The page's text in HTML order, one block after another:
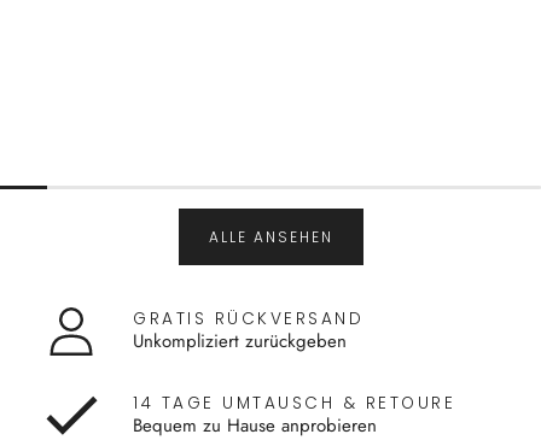
ALLE ANSEHEN
GRATIS RÜCKVERSAND
Unkompliziert zurückgeben
14 TAGE UMTAUSCH & RETOURE
Bequem zu Hause anprobieren